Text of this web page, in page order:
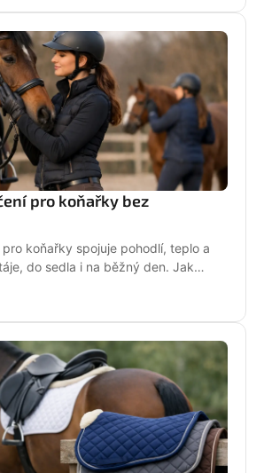
pro koňařky bez
koňařky spojuje pohodlí, teplo a
do sedla i na běžný den. Jak